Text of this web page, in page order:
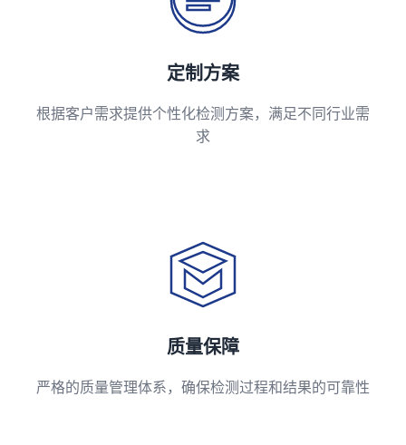
定制方案
根据客户需求提供个性化检测方案，满足不同行业需
求
质量保障
严格的质量管理体系，确保检测过程和结果的可靠性